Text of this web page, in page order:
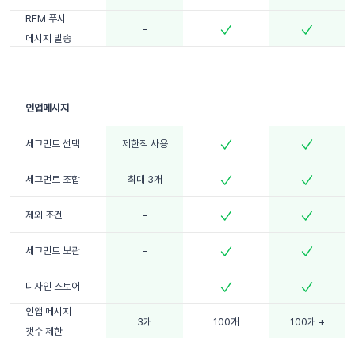
RFM 푸시
메시지 발송
-
세그먼트 선택 제한적 사용
세그먼트 조합 최대 3개
제외 조건 -
세그먼트 보관 -
디자인 스토어 -
인앱 메시지
갯수 제한
3개 100개 100개 +